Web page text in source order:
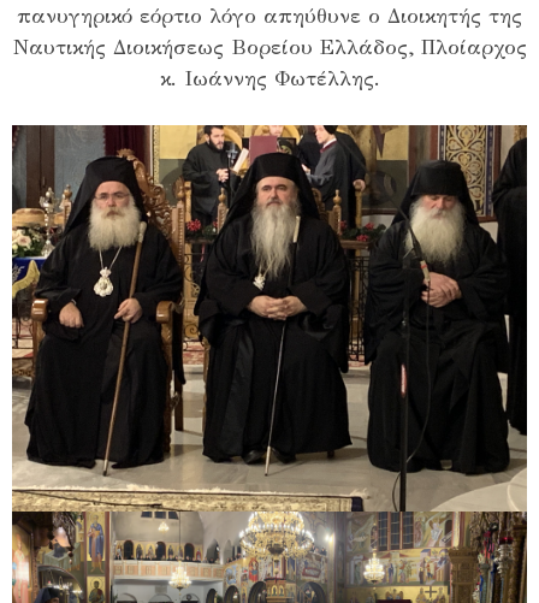
πανυγηρικό εόρτιο λόγο απηύθυνε ο Διοικητής της
Ναυτικής Διοικήσεως Βορείου Ελλάδος, Πλοίαρχος
κ. Ιωάννης Φωτέλλης.